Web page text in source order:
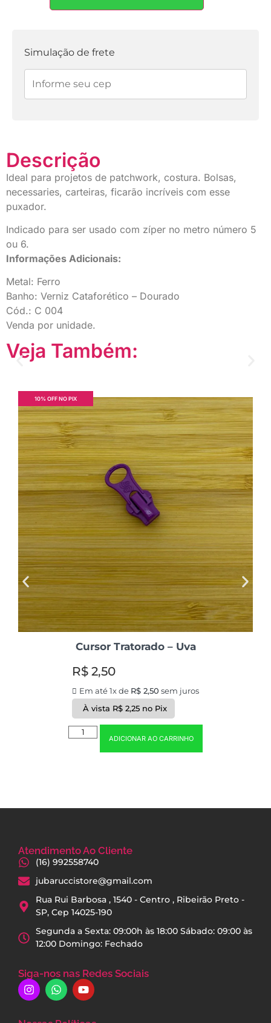
Simulação de frete
Descrição
Ideal para projetos de patchwork, costura. Bolsas,
necessaries, carteiras, ficarão incríveis com esse
puxador.
Indicado para ser usado com zíper no metro número 5
ou 6.
Informações Adicionais:
Metal: Ferro
Banho: Verniz Cataforético – Dourado
Cód.: C 004
Venda por unidade.
Veja Também:
10% OFF NO PIX
Cursor Tratorado – Uva
R$ 2,50
Em até 1x de R$ 2,50 sem juros
À vista R$2,25 no Pix
ADICIONAR AO CARRINHO
Atendimento Ao Cliente
(16) 992558740
jubaruccistore@gmail.com
Rua Rui Barbosa , 1540 - Centro , Ribeirão Preto -
SP, Cep 14025-190
Segunda a Sexta: 09:00h às 18:00 Sábado: 09:00 às
12:00 Domingo: Fechado
Siga-nos nas Redes Sociais